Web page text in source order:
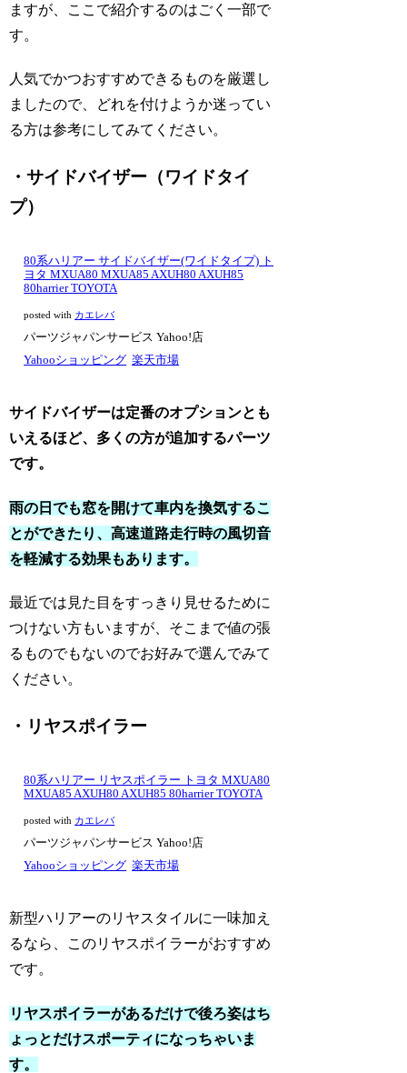
ますが、ここで紹介するのはごく一部で
す。
人気でかつおすすめできるものを厳選し
ましたので、どれを付けようか迷ってい
る方は参考にしてみてください。
・サイドバイザー（ワイドタイ
プ）
80系ハリアー サイドバイザー(ワイドタイプ) ト
ヨタ MXUA80 MXUA85 AXUH80 AXUH85
80harrier TOYOTA
posted with カエレバ
パーツジャパンサービス Yahoo!店
Yahooショッピング 楽天市場
サイドバイザーは定番のオプションとも
いえるほど、多くの方が追加するパーツ
です。
雨の日でも窓を開けて車内を換気するこ
とができたり、高速道路走行時の風切音
を軽減する効果もあります。
最近では見た目をすっきり見せるために
つけない方もいますが、そこまで値の張
るものでもないのでお好みで選んでみて
ください。
・リヤスポイラー
80系ハリアー リヤスポイラー トヨタ MXUA80
MXUA85 AXUH80 AXUH85 80harrier TOYOTA
posted with カエレバ
パーツジャパンサービス Yahoo!店
Yahooショッピング 楽天市場
新型ハリアーのリヤスタイルに一味加え
るなら、このリヤスポイラーがおすすめ
です。
リヤスポイラーがあるだけで後ろ姿はち
ょっとだけスポーティになっちゃいま
す。